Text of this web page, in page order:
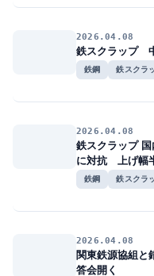
2026.04.08
鉄スクラップ
鉄鋼 鉄スクラ
2026.04.08
鉄スクラップ
に対抗 上げ幅
鉄鋼 鉄スクラ
2026.04.08
関東鉄源協組
答会開く